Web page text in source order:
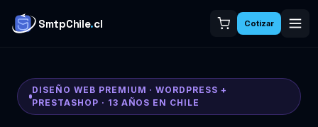
SmtpChile.cl Cotizar
DISEÑO WEB PREMIUM · WORDPRESS +
PRESTASHOP · 13 AÑOS EN CHILE